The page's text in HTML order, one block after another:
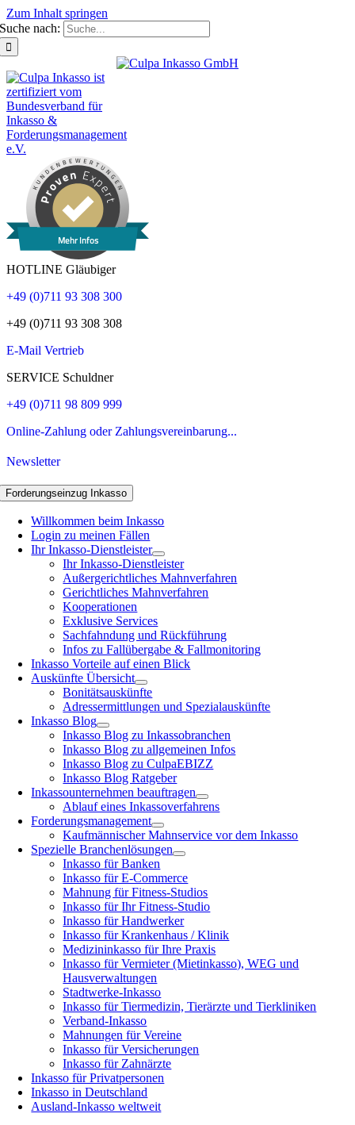
Zum Inhalt springen
Suche nach:
Mehr Infos
HOTLINE Gläubiger
+49 (0)711 93 308 300
+49 (0)711 93 308 308
E-Mail Vertrieb
SERVICE Schuldner
+49 (0)711 98 809 999
Online-Zahlung oder Zahlungsvereinbarung...
Newsletter
Forderungseinzug Inkasso
Willkommen beim Inkasso
Login zu meinen Fällen
Ihr Inkasso-Dienstleister
Ihr Inkasso-Dienstleister
Außergerichtliches Mahnverfahren
Gerichtliches Mahnverfahren
Kooperationen
Exklusive Services
Sachfahndung und Rückführung
Infos zu Fallübergabe & Fallmonitoring
Inkasso Vorteile auf einen Blick
Auskünfte Übersicht
Bonitätsauskünfte
Adressermittlungen und Spezialauskünfte
Inkasso Blog
Inkasso Blog zu Inkassobranchen
Inkasso Blog zu allgemeinen Infos
Inkasso Blog zu CulpaEBIZZ
Inkasso Blog Ratgeber
Inkassounternehmen beauftragen
Ablauf eines Inkassoverfahrens
Forderungsmanagement
Kaufmännischer Mahnservice vor dem Inkasso
Spezielle Branchenlösungen
Inkasso für Banken
Inkasso für E-Commerce
Mahnung für Fitness-Studios
Inkasso für Ihr Fitness-Studio
Inkasso für Handwerker
Inkasso für Krankenhaus / Klinik
Medizininkasso für Ihre Praxis
Inkasso für Vermieter (Mietinkasso), WEG und
Hausverwaltungen
Stadtwerke-Inkasso
Inkasso für Tiermedizin, Tierärzte und Tierkliniken
Verband-Inkasso
Mahnungen für Vereine
Inkasso für Versicherungen
Inkasso für Zahnärzte
Inkasso für Privatpersonen
Inkasso in Deutschland
Ausland-Inkasso weltweit